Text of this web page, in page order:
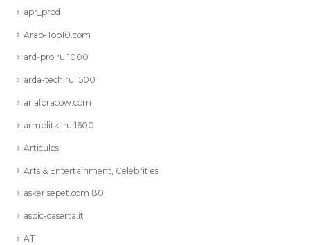
apr_prod
Arab-Top10.com
ard-pro.ru 1000
arda-tech.ru 1500
ariaforacow.com
armplitki.ru 1600
Articulos
Arts & Entertainment, Celebrities
askerisepet.com 80
aspic-caserta.it
AT